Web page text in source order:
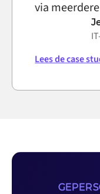
via
Lees de case